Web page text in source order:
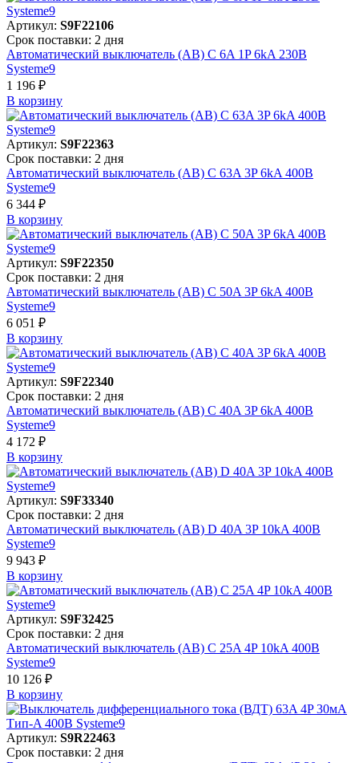
Артикул: S9F22106
Срок поставки: 2 дня
Автоматический выключатель (АВ) C 6A 1P 6kA 230В
Systeme9
1 196 ₽
В корзинy
Артикул: S9F22363
Срок поставки: 2 дня
Автоматический выключатель (АВ) C 63A 3P 6kA 400В
Systeme9
6 344 ₽
В корзинy
Артикул: S9F22350
Срок поставки: 2 дня
Автоматический выключатель (АВ) C 50A 3P 6kA 400В
Systeme9
6 051 ₽
В корзинy
Артикул: S9F22340
Срок поставки: 2 дня
Автоматический выключатель (АВ) C 40A 3P 6kA 400В
Systeme9
4 172 ₽
В корзинy
Артикул: S9F33340
Срок поставки: 2 дня
Автоматический выключатель (АВ) D 40A 3P 10kA 400В
Systeme9
9 943 ₽
В корзинy
Артикул: S9F32425
Срок поставки: 2 дня
Автоматический выключатель (АВ) C 25A 4P 10kA 400В
Systeme9
10 126 ₽
В корзинy
Артикул: S9R22463
Срок поставки: 2 дня